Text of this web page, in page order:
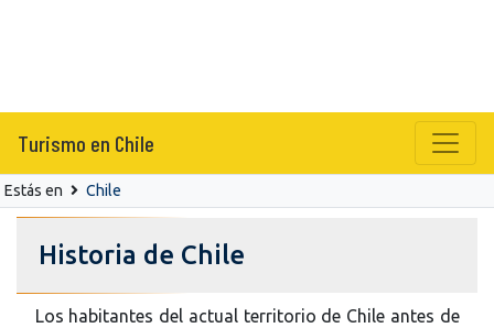
Turismo en Chile
Estás en Chile
Historia de Chile
Los habitantes del actual territorio de Chile antes de